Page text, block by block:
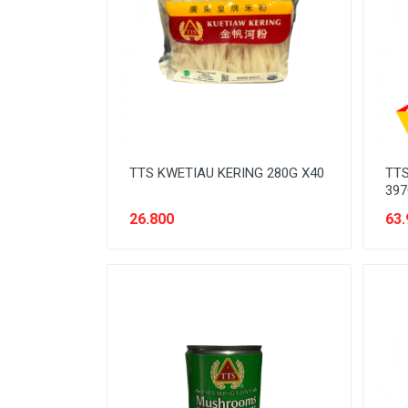
BATERAI & GAS
BERAS
BISKUIT
FILE SYSTEM
FURNITURE
KEBUTUHAN HOTEL-RESTO
KEBUTUHAN KOKI
TTS KWETIAU KERING 280G X40
26.800